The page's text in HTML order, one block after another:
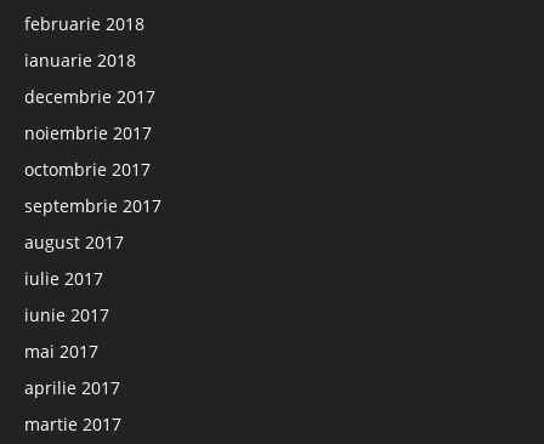
februarie 2018
ianuarie 2018
decembrie 2017
noiembrie 2017
octombrie 2017
septembrie 2017
august 2017
iulie 2017
iunie 2017
mai 2017
aprilie 2017
martie 2017